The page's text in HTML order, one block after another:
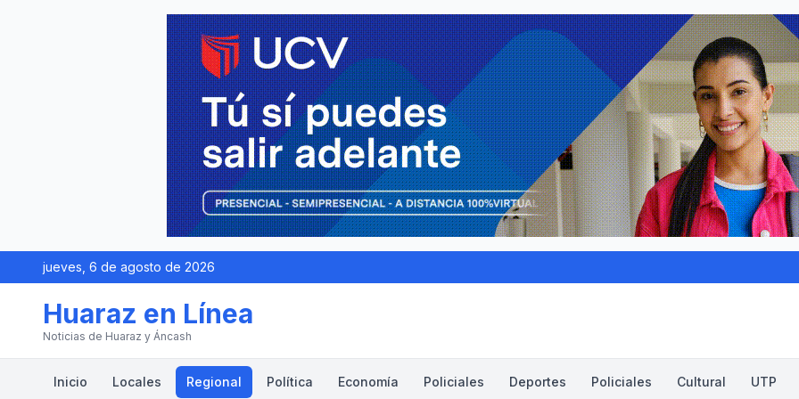
jueves, 6 de agosto de 2026
Huaraz en Línea
Noticias de Huaraz y Áncash
Inicio Locales Regional Política Economía Policiales Deportes Policiales Cultural UTP